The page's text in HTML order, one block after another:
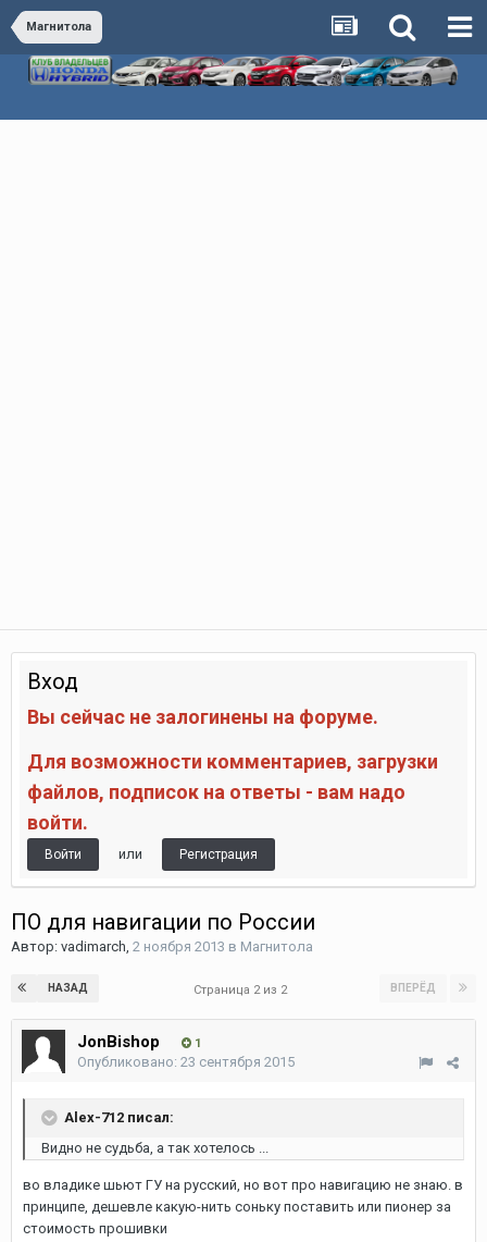
Магнитола
Вход
Вы сейчас не залогинены на форуме.
Для возможности комментариев, загрузки
файлов, подписок на ответы - вам надо
войти.
Войти или Регистрация
ПО для навигации по России
Автор: vadimarch, 2 ноября 2013 в Магнитола
НАЗАД ВПЕРЁД
Страница 2 из 2
JonBishop 1
Опубликовано: 23 сентября 2015
Alex-712 писал:
Видно не судьба, а так хотелось ...
во владике шьют ГУ на русский, но вот про навигацию не знаю. в
принципе, дешевле какую-нить соньку поставить или пионер за
стоимость прошивки